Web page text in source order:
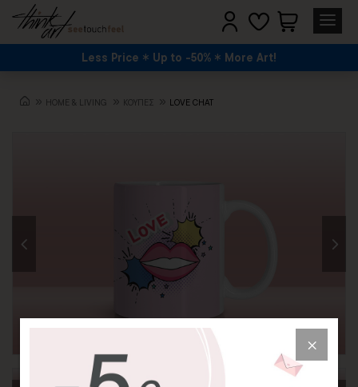
Less Price Up to -50% More Art!
HOME & LIVING ΚΟΥΠΕΣ LOVE CHAT